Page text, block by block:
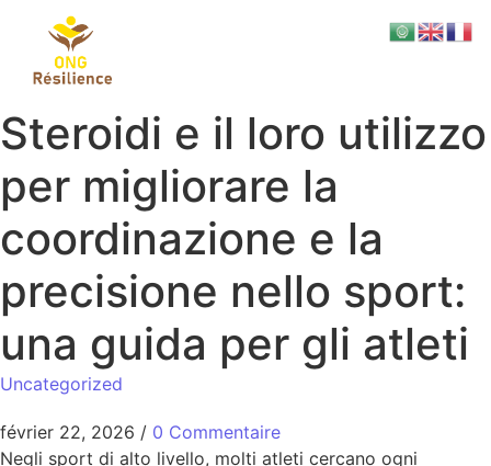
Steroidi e il loro utilizzo
per migliorare la
coordinazione e la
precisione nello sport:
una guida per gli atleti
Uncategorized
février 22, 2026 / 0 Commentaire
Negli sport di alto livello, molti atleti cercano ogni